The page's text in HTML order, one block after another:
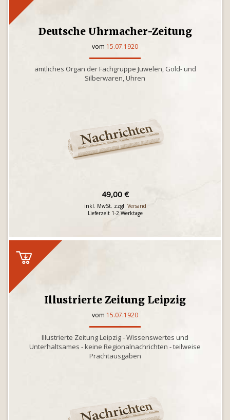
Deutsche Uhrmacher-Zeitung
vom 15.07.1920
amtliches Organ der Fachgruppe Juwelen, Gold- und
Silberwaren, Uhren
49,00 €
inkl. MwSt. zzgl. Versand
Lieferzeit 1-2 Werktage
Illustrierte Zeitung Leipzig
vom 15.07.1920
Illustrierte Zeitung Leipzig - Wissenswertes und
Unterhaltsames - keine Regionalnachrichten - teilweise
Prachtausgaben